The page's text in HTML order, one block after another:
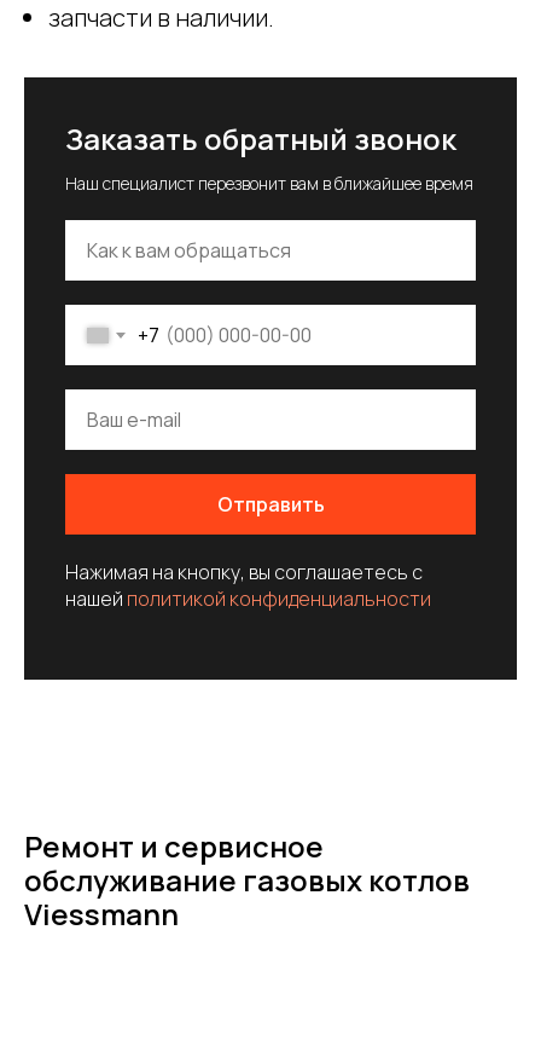
запчасти в наличии.
Заказать обратный звонок
Наш специалист перезвонит вам в ближайшее время
+7
Отправить
Нажимая на кнопку, вы соглашаетесь c
нашей политикой конфиденциальности
Ремонт и сервисное
обслуживание газовых котлов
Viessmann